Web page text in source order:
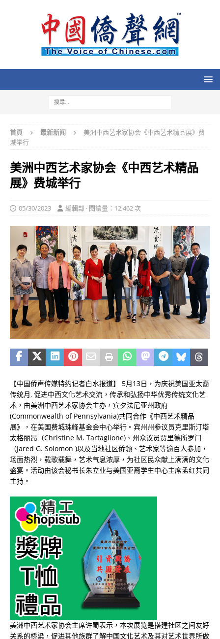
首頁 最新新闻
美洲中西艺术家协会《中西艺术精品展》费
城举行
美洲中西艺术家协会《中西艺术精品
展》费城举行
05/30/2023 編輯部 · 閱讀量：12,462 次
【中国侨声传媒特约记者白水报道】 5月13日，为庆祝美国亚太裔
传统月, 促进中西文化艺术交流，传承和弘扬中华优秀传统文化艺
术，由美洲中西艺术家协会主办，宾夕法尼亚州政府
(Commonwealth of Pennsylvania)共同合作《中西艺术精品
展》，在美国费城珠峰基金会中心举行。宾州州参议员克里斯汀塔
太格丽昂（Christine M. Tartaglione)、州众议员贾里德所罗门
（Jared G. Solomon )以及当地社区侨领、艺术家等逾百人参加，
场面热烈，载歌载舞，艺术气息浓厚，为社区民众献上满满的文化
盛宴。活动由该会秘书长朱立业与美国亚裔学生中心主席孟红共同
主持。
美洲中西艺术家协会主席许蜀表示，本次展览是搭建社区之间友好
关系的桥梁，促进其他族群了解中国文化艺术及其对艺术世界所做